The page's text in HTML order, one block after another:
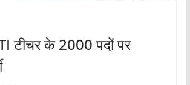
टीचर के 2000 पदों पर